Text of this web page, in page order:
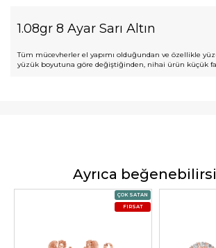
1.08gr 8 Ayar Sarı Altın
Tüm mücevherler el yapımı olduğundan ve özellikle
yüzük boyutuna göre değiştiğinden, nihai ürün küçük
Ayrıca
ÇOK SATAN
FIRSAT